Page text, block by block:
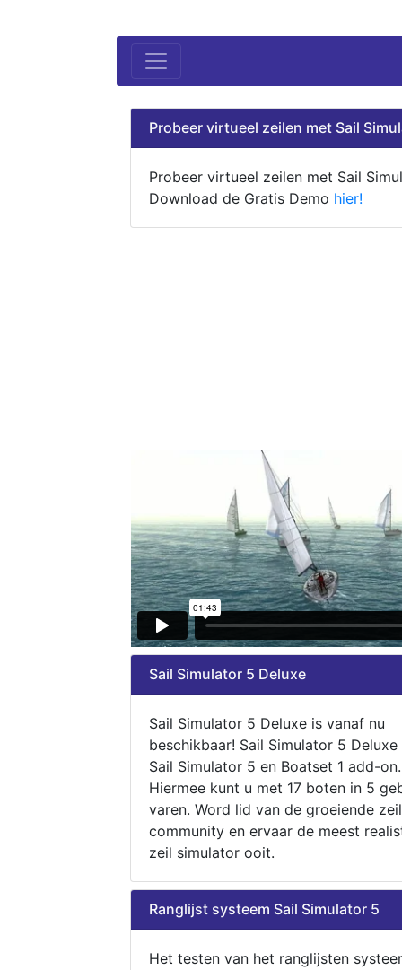
Probeer virtueel zeilen met Sail
Probeer virtueel zeilen met Sail
Download de Gratis Demo hier!
Sail Simulator 5 Deluxe
Sail Simulator 5 Deluxe is vanaf nu
beschikbaar! Sail Simulator 5
Sail Simulator 5 en Boatset 1 add-on.
Hiermee kunt u met 17 boten in 5
varen. Word lid van de groeiende zeil
community en ervaar de meest
zeil simulator ooit.
Ranglijst systeem Sail Simulator 5
Het testen van het ranglijsten